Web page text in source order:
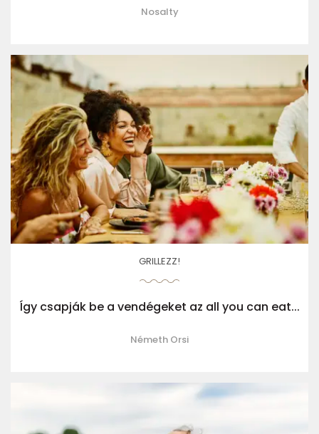
Nosalty
GRILLEZZ!
Így csapják be a vendégeket az all you can eat...
Németh Orsi